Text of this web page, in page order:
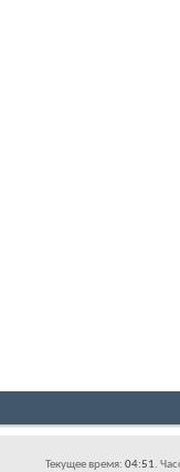
Текущее время: 04:51.